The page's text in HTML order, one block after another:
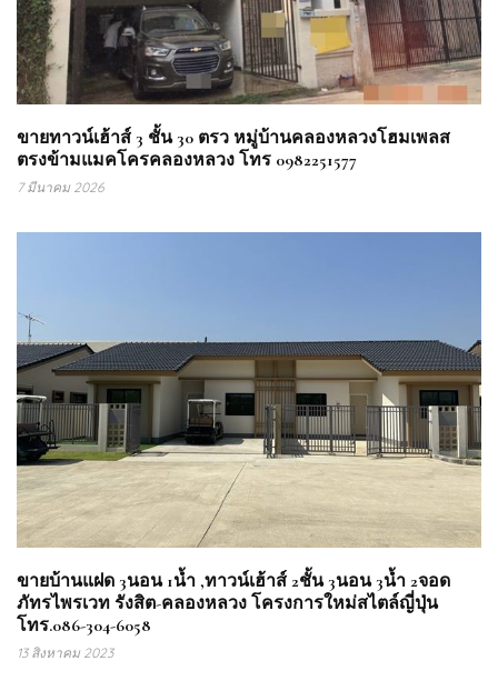
ขายทาวน์เฮ้าส์ 3 ชั้น 30 ตรว หมู่บ้านคลองหลวงโฮมเพลส
ตรงข้ามแมคโครคลองหลวง โทร 0982251577
7 มีนาคม 2026
ขายบ้านแฝด 3นอน 1น้ำ ,ทาวน์เฮ้าส์ 2ชั้น 3นอน 3น้ำ 2จอด
ภัทรไพรเวท รังสิต-คลองหลวง โครงการใหม่สไตล์ญี่ปุ่น
โทร.086-304-6058
13 สิงหาคม 2023